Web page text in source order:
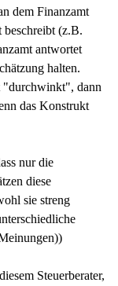
dem Finanzamt
beschreibt (z.B.
antwortet
halten.
"durchwinkt", dann
das Konstrukt
nur die
diese
sie streng
Steuerberater,